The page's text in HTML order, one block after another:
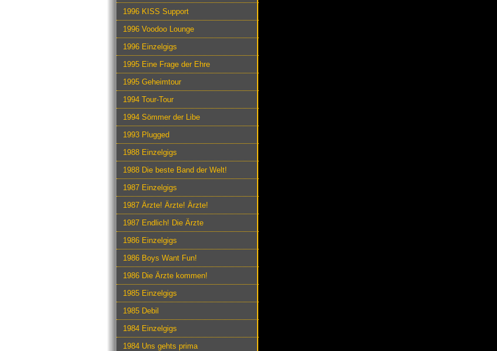
1996 KISS Support
1996 Voodoo Lounge
1996 Einzelgigs
1995 Eine Frage der Ehre
1995 Geheimtour
1994 Tour-Tour
1994 Sömmer der Libe
1993 Plugged
1988 Einzelgigs
1988 Die beste Band der Welt!
1987 Einzelgigs
1987 Ärzte! Ärzte! Ärzte!
1987 Endlich! Die Ärzte
1986 Einzelgigs
1986 Boys Want Fun!
1986 Die Ärzte kommen!
1985 Einzelgigs
1985 Debil
1984 Einzelgigs
1984 Uns gehts prima